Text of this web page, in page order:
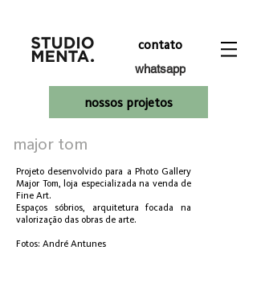
contato
whatsapp
nossos projetos
major tom
Projeto desenvolvido para a Photo Gallery
Major Tom, loja especializada na venda de
Fine Art.
Espaços sóbrios, arquitetura focada na
valorização das obras de arte.
Fotos: André Antunes